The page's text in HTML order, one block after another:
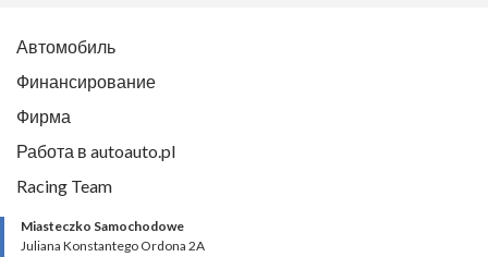
Автомобиль
Финансирование
Фирма
Работа в autoauto.pl
Racing Team
Miasteczko Samochodowe
Juliana Konstantego Ordona 2A